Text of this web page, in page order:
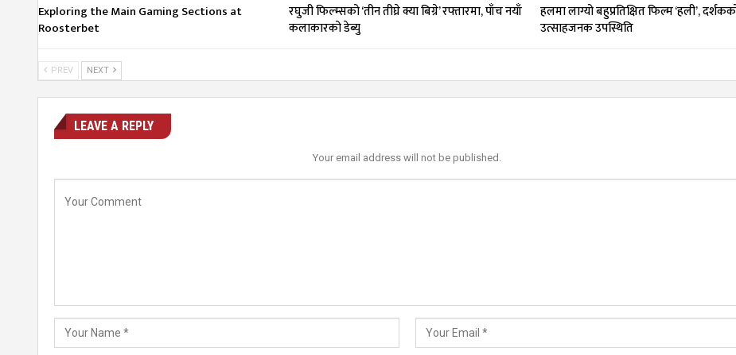
Exploring the Main Gaming Sections at
Roosterbet
रघुजी फिल्म्सको ‘तीन तीघ्रे क्या बिग्रे’ रफ्तारमा, पाँच नयाँ
कलाकारको डेब्यु
हलमा लाग्यो बहुप्रतिक्षित फिल्म ‘हली’,
उत्साहजनक उपस्थिति
PREV NEXT
LEAVE A REPLY
Your email address will not be published.